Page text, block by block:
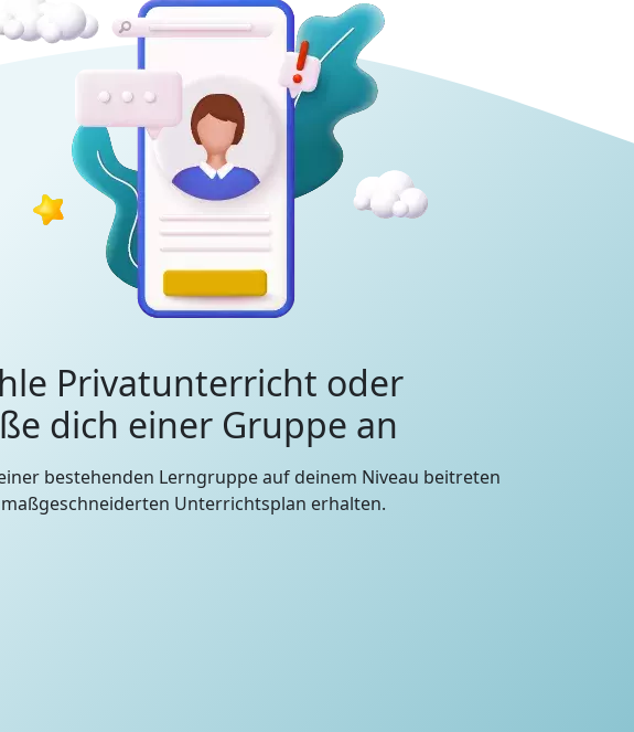
Privatunterricht oder
dich einer Gruppe an
bestehenden Lerngruppe auf deinem Niveau beitreten
Unterrichtsplan erhalten.